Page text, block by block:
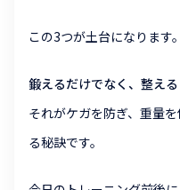
この3つが土台になります。
鍛えるだけでなく、整える
それがケガを防ぎ、重量
る秘訣です。